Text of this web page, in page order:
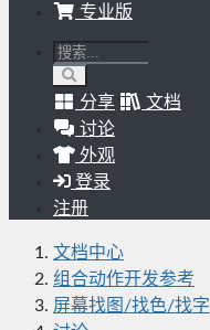
专业版
分享
文档
讨论
外观
登录
注册
文档中心
组合动作开发参考
屏幕找图/找色/找字